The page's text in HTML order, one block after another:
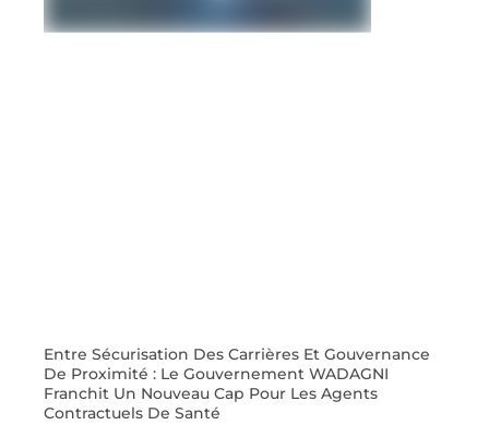
Entre Sécurisation Des Carrières Et Gouvernance
De Proximité : Le Gouvernement WADAGNI
Franchit Un Nouveau Cap Pour Les Agents
Contractuels De Santé